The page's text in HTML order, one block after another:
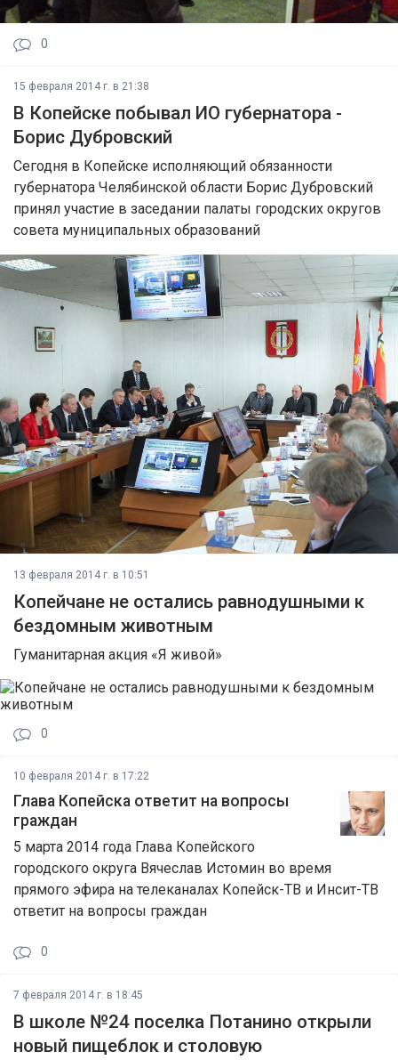
0
15 февраля 2014 г. в 21:38
В Копейске побывал ИО губернатора -
Борис Дубровский
Сегодня в Копейске исполняющий обязанности
губернатора Челябинской области Борис Дубровский
принял участие в заседании палаты городских округов
совета муниципальных образований
13 февраля 2014 г. в 10:51
Копейчане не остались равнодушными к
бездомным животным
Гуманитарная акция «Я живой»
0
10 февраля 2014 г. в 17:22
Глава Копейска ответит на вопросы
граждан
5 марта 2014 года Глава Копейского
городского округа Вячеслав Истомин во время
прямого эфира на телеканалах Копейск-ТВ и Инсит-ТВ
ответит на вопросы граждан
0
7 февраля 2014 г. в 18:45
В школе №24 поселка Потанино открыли
новый пищеблок и столовую